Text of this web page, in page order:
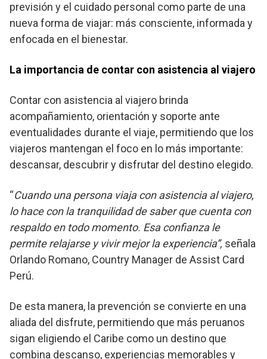
previsión y el cuidado personal como parte de una
nueva forma de viajar: más consciente, informada y
enfocada en el bienestar.
La importancia de contar con asistencia al viajero
Contar con asistencia al viajero brinda
acompañamiento, orientación y soporte ante
eventualidades durante el viaje, permitiendo que los
viajeros mantengan el foco en lo más importante:
descansar, descubrir y disfrutar del destino elegido.
“Cuando una persona viaja con asistencia al viajero,
lo hace con la tranquilidad de saber que cuenta con
respaldo en todo momento. Esa confianza le
permite relajarse y vivir mejor la experiencia”, señala
Orlando Romano, Country Manager de Assist Card
Perú.
De esta manera, la prevención se convierte en una
aliada del disfrute, permitiendo que más peruanos
sigan eligiendo el Caribe como un destino que
combina descanso, experiencias memorables y